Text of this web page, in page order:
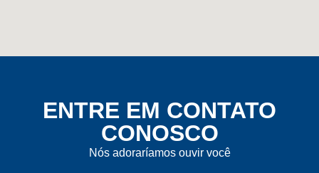
ENTRE EM CONTATO
CONOSCO
Nós adoraríamos ouvir você